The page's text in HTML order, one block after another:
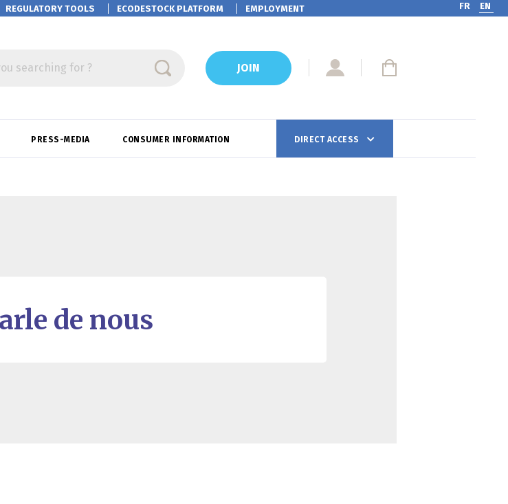
REGULATORY TOOLS ECODESTOCK PLATFORM EMPLOYMENT FR EN
searching for ? JOIN
PRESS-MEDIA CONSUMER INFORMATION DIRECT ACCESS
de nous